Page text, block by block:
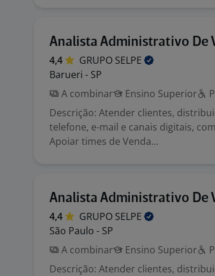
Analista Administrativo De
4,4 GRUPO SELPE
Barueri - SP
A combinar
Ensino Superior
Descrição: Atender clientes,
telefone, e-mail e canais digitais,
Apoiar times de Venda...
Analista Administrativo De
4,4 GRUPO SELPE
São Paulo - SP
A combinar
Ensino Superior
Descrição: Atender clientes,